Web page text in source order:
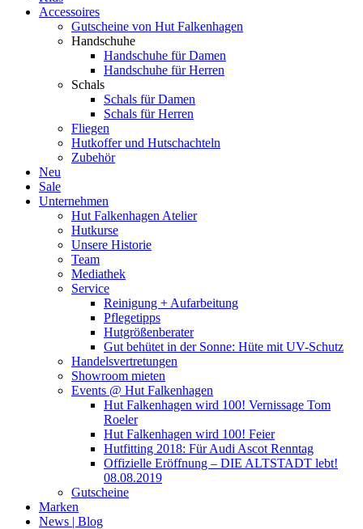
Accessoires
Gutscheine von Hut Falkenhagen
Handschuhe
Handschuhe für Damen
Handschuhe für Herren
Schals
Schals für Damen
Schals für Herren
Fliegen
Hutkoffer und Hutschachteln
Zubehör
Neu
Sale
Unternehmen
Hut Falkenhagen Atelier
Hutkurse
Unsere Historie
Team
Mediathek
Service
Reinigung + Aufarbeitung
Pflegetipps
Hutgrößenberater
Gut behütet in der Sonne: Hüte mit UV-Schutz
Handelsvertretungen
Showroom mieten
Events @ Hut Falkenhagen
Hut Falkenhagen wird 100! Vernissage Tom
Roeler
Hut Falkenhagen wird 100! Feier
Hutfitting 2018: Für Audi Ascot Renntag
Offizielle Eröffnung – DIE ALTSTADT lebt!
08.08.2019
Gutscheine
Marken
News | Blog